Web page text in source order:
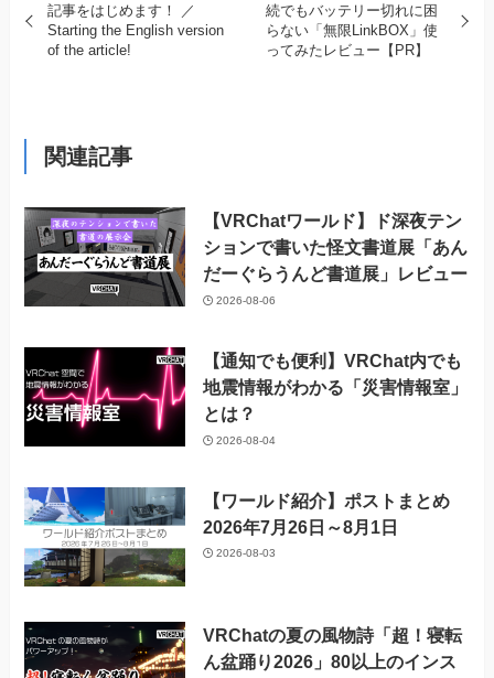
記事をはじめます！ ／
Starting the English version
of the article!
続でもバッテリー切れに困
らない「無限LinkBOX」使
ってみたレビュー【PR】
関連記事
【VRChatワールド】ド深夜テン
ションで書いた怪文書道展「あん
だーぐらうんど書道展」レビュー
2026-08-06
【通知でも便利】VRChat内でも
地震情報がわかる「災害情報室」
とは？
2026-08-04
【ワールド紹介】ポストまとめ
2026年7月26日～8月1日
2026-08-03
VRChatの夏の風物詩「超！寝転
ん盆踊り2026」80以上のインス